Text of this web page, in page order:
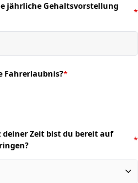
jährliche Gehaltsvorstellung
*
Fahrerlaubnis?*
deiner Zeit bist du bereit auf
*